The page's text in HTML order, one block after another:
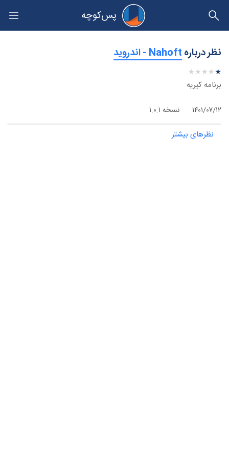
پس‌کوچه
حریم خصوصی
نظر درباره‫Nahoft - اندروید
★★★★★
★
★
★
★
★
برنامه کیریه
۱۴۰۱/۰۷/۱۲ نسخه ۱.۰.۱
نظرهای بیشتر